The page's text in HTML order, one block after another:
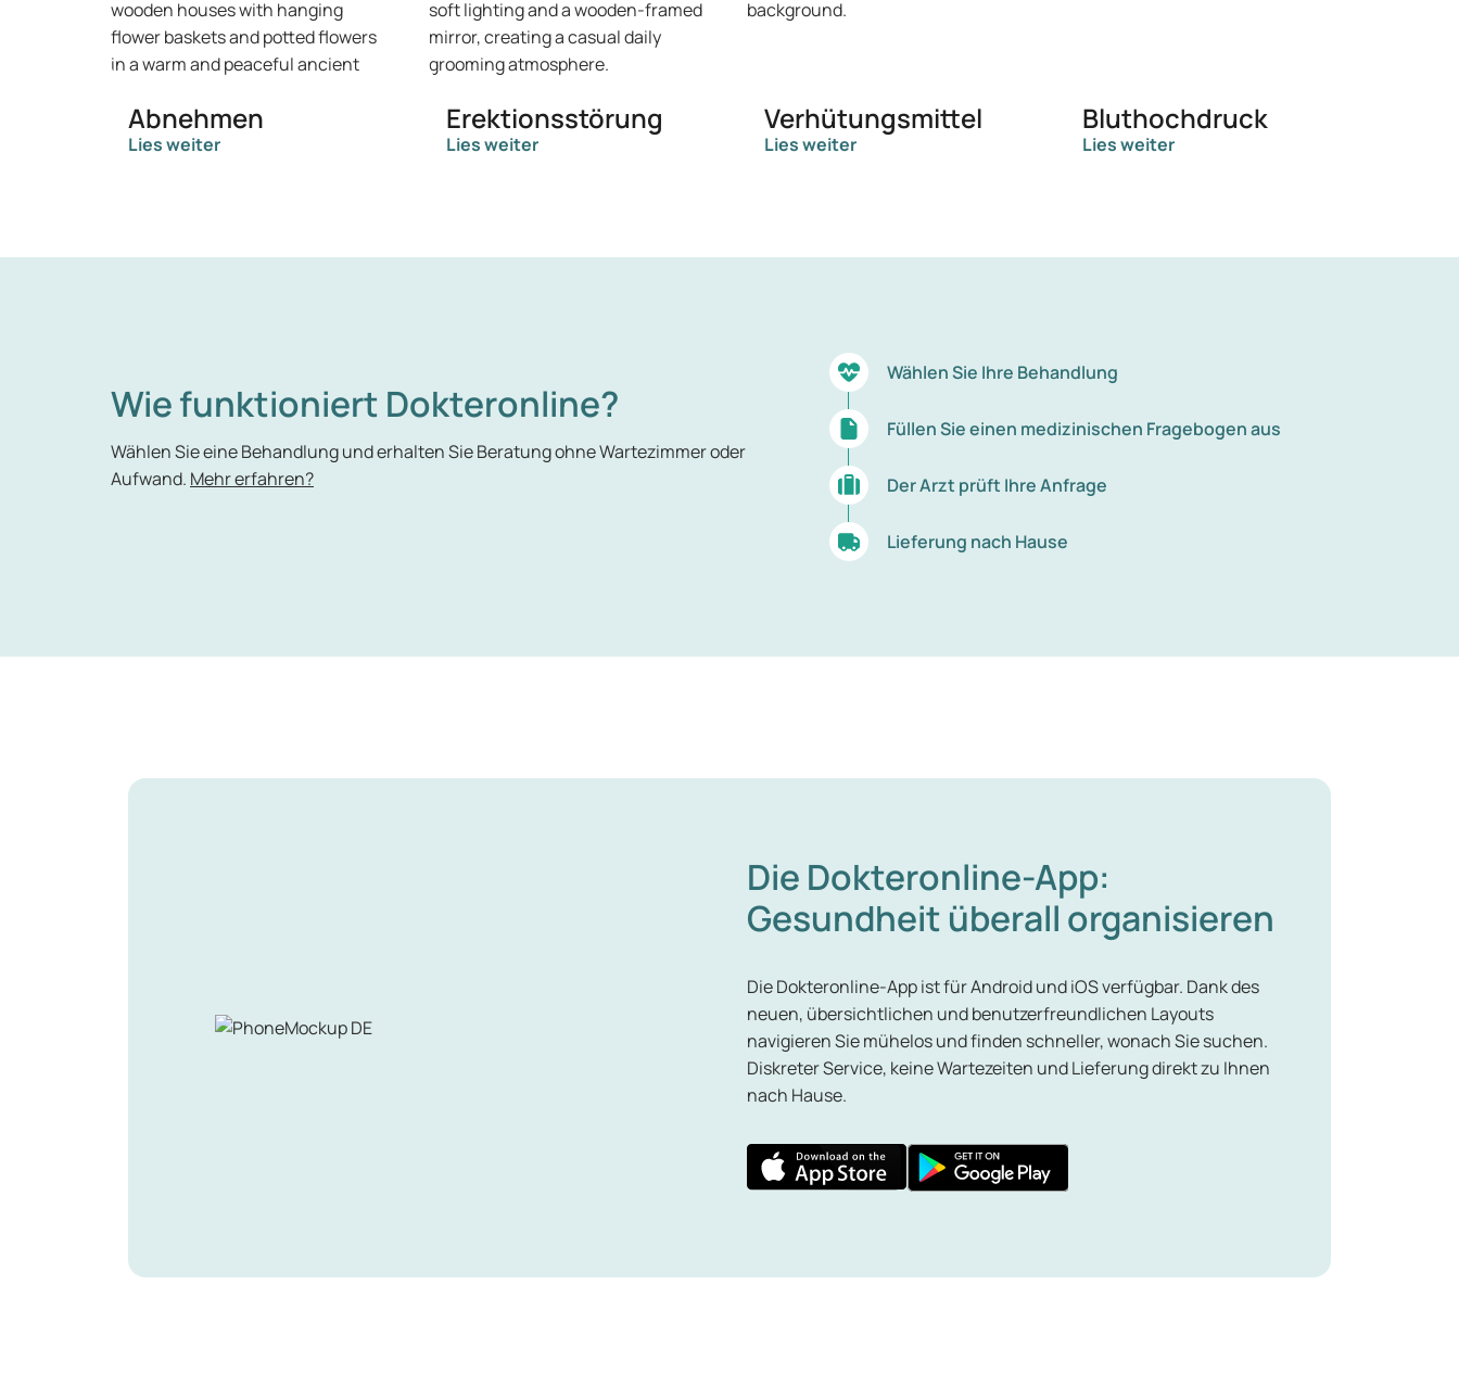
Abnehmen
Lies weiter
Erektionsstörung
Lies weiter
Verhütungsmittel
Lies weiter
Bluthochdruck
Lies weiter
Wie funktioniert Dokteronline?
Wählen Sie eine Behandlung und erhalten Sie Beratung ohne Wartezimmer oder
Aufwand. Mehr erfahren?
Wählen Sie Ihre Behandlung
Füllen Sie einen medizinischen Fragebogen aus
Der Arzt prüft Ihre Anfrage
Lieferung nach Hause
Die Dokteronline-App:
Gesundheit überall organisieren
Die Dokteronline-App ist für Android und iOS verfügbar. Dank des
neuen, übersichtlichen und benutzerfreundlichen Layouts
navigieren Sie mühelos und finden schneller, wonach Sie suchen.
Diskreter Service, keine Wartezeiten und Lieferung direkt zu Ihnen
nach Hause.